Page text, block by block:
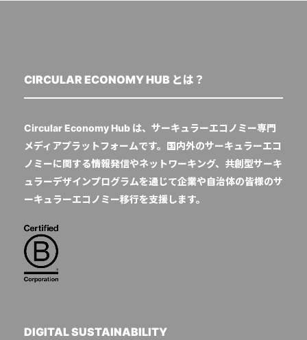
CIRCULAR ECONOMY HUB とは？
Circular Economy Hub は、サーキュラーエコノミー専門
メディアプラットフォームです。国内外のサーキュラーエコ
ノミーに関する情報発信やネットワーキング、共創型サーキ
ュラーデザインプログラムを通じて企業や自治体の皆様のサ
ーキュラーエコノミー移行を支援します。
DIGITAL SUSTAINABILITY